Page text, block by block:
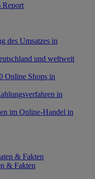
Report
des Umsatzes in
und weltweit
Online Shops in
in
im Online-Handel in
& Fakten
& Fakten